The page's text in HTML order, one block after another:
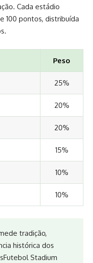
Cada estádio
100 pontos, distribuída
Peso
25%
20%
20%
15%
10%
10%
tradição,
histórica dos
Stadium